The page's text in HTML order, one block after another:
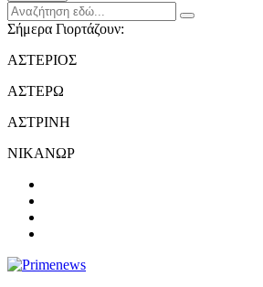
Σήμερα Γιορτάζουν:
ΑΣΤΕΡΙΟΣ
ΑΣΤΕΡΩ
ΑΣΤΡΙΝΗ
ΝΙΚΑΝΩΡ